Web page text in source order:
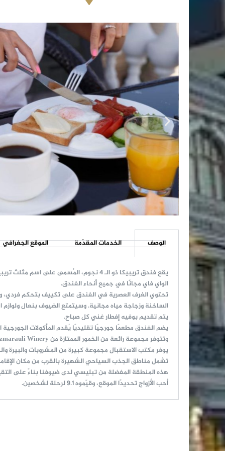
الوصف الخدمات المقدّمة الموقع الجغرافي
الواي فاي مجانًا في جميع أنحاء الفندق.
تحتوي الغرف العصرية في الفندق على تكييف بتحكم فردي،
الساخنة وزجاجة مياه مجانية. وسيتمتع الضيوف بنعال
يتم تقديم بوفيه إفطار غني كل صباح.
وتتوفر مجموعة رائعة من الخمور الممتازة من Kindzmarauli Winery.
يوفر مكتب الاستقبال مجموعة كبيرة من المشروبات والبيرة
تشمل مناطق الجذب السياحي الشهيرة بالقرب من مكان
هذه المنطقة المفضلة من تبليسي لدى ضيوفنا بناءً على
أحب الأزواج تحديدًا الموقع، وقيّموه 9.1 لرحلة لشخصين.